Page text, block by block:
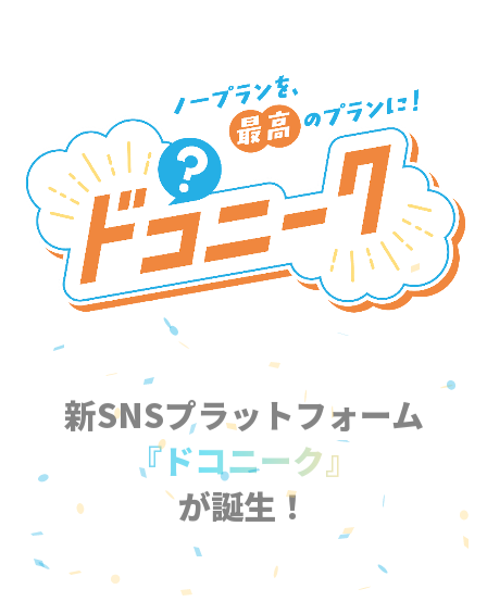
新SNSプラットフォーム
『ドコニーク』
が誕生！